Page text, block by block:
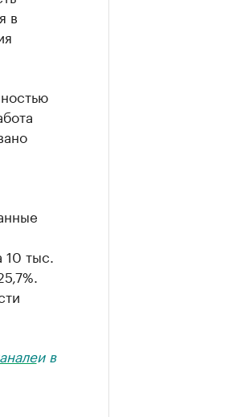
в
10 тыс.
и в